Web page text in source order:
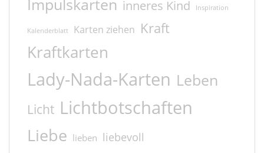
inneres Kind Inspiration
Kalenderblatt Karten ziehen Kraft
Kraftkarten
Lady-Nada-Karten Leben
Licht Lichtbotschaften
Liebe lieben liebevoll